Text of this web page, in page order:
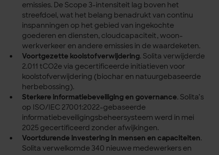
emissies. De Scope 3-intensiteit lag boven het
streefdoel, wat het belang benadrukt van continu
inspanningen op het gebied van ingekochte
goederen en diensten, cloudcapaciteit, woon-
werkverkeer en andere emissies in de waardeketen.
Voortgezette koolstofverwijdering. Solita verwijderde
2.011 tCO2e via gecertificeerde initiatieven voor
koolstofverwijdering (biochar en natuurgebaseerde
herbebossing).
Sterkere informatiebeveiliging en governance. Solita’s
op ISO/IEC 27001:2022-gebaseerde
informatiebeveiligingsbeheersysteem werd in mei
2025 gecertificeerd zonder afwijkingen.
Voortdurende investering in mensen en capaciteiten.
Solita verwelkomde 340 nieuwe medewerkers en